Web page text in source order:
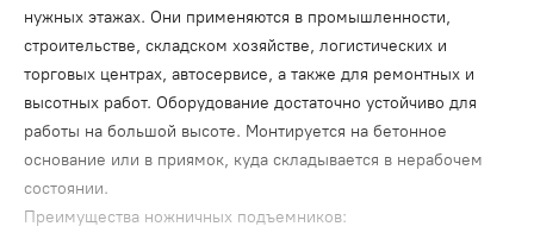
нужных этажах. Они применяются в промышленности,
строительстве, складском хозяйстве, логистических и
торговых центрах, автосервисе, а также для ремонтных и
высотных работ. Оборудование достаточно устойчиво для
работы на большой высоте. Монтируется на бетонное
основание или в приямок, куда складывается в нерабочем
состоянии.
Преимущества ножничных подъемников: